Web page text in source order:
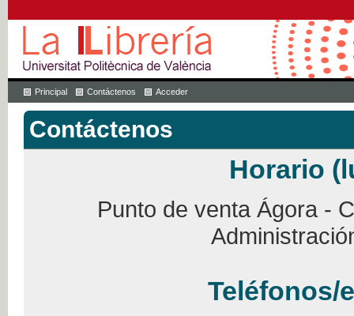
Principal Contáctenos Acceder
Contáctenos
Horario
Punto de venta Ágora -
Teléfonos/